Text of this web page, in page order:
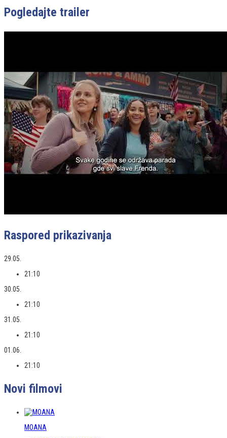
Pogledajte trailer
Raspored prikazivanja
29.05.
21:10
30.05.
21:10
31.05.
21:10
01.06.
21:10
Novi filmovi
MOANA